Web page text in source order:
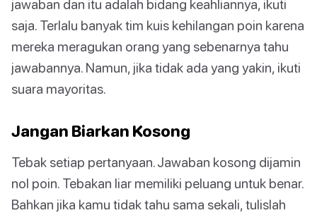
jawaban dan itu adalah bidang keahliannya, ikuti
saja. Terlalu banyak tim kuis kehilangan poin karena
mereka meragukan orang yang sebenarnya tahu
jawabannya. Namun, jika tidak ada yang yakin, ikuti
suara mayoritas.
Jangan Biarkan Kosong
Tebak setiap pertanyaan. Jawaban kosong dijamin
nol poin. Tebakan liar memiliki peluang untuk benar.
Bahkan jika kamu tidak tahu sama sekali, tulislah